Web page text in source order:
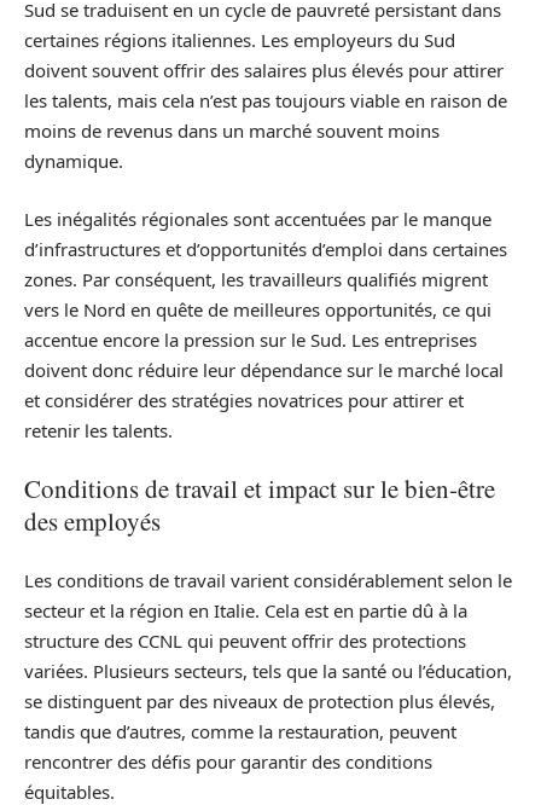
Sud se traduisent en un cycle de pauvreté persistant dans
certaines régions italiennes. Les employeurs du Sud
doivent souvent offrir des salaires plus élevés pour attirer
les talents, mais cela n’est pas toujours viable en raison de
moins de revenus dans un marché souvent moins
dynamique.
Les inégalités régionales sont accentuées par le manque
d’infrastructures et d’opportunités d’emploi dans certaines
zones. Par conséquent, les travailleurs qualifiés migrent
vers le Nord en quête de meilleures opportunités, ce qui
accentue encore la pression sur le Sud. Les entreprises
doivent donc réduire leur dépendance sur le marché local
et considérer des stratégies novatrices pour attirer et
retenir les talents.
Conditions de travail et impact sur le bien-être
des employés
Les conditions de travail varient considérablement selon le
secteur et la région en Italie. Cela est en partie dû à la
structure des CCNL qui peuvent offrir des protections
variées. Plusieurs secteurs, tels que la santé ou l’éducation,
se distinguent par des niveaux de protection plus élevés,
tandis que d’autres, comme la restauration, peuvent
rencontrer des défis pour garantir des conditions
équitables.